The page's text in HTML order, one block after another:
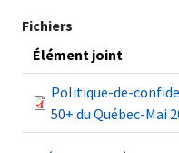
Fichiers
Élément joint
Politique-de-
50+ du Québec-Mai